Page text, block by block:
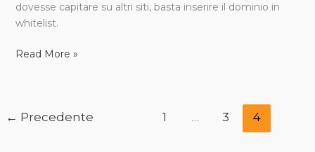
dovesse capitare su altri siti, basta inserire il dominio in
whitelist.
Read More »
← Precedente 1 … 3 4